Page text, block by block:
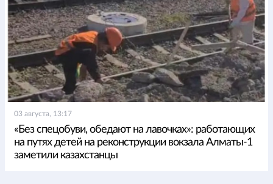
03 августа, 13:17
«Без спецобуви, обедают на лавочках»: работающих
на путях детей на реконструкции вокзала Алматы-1
заметили казахстанцы